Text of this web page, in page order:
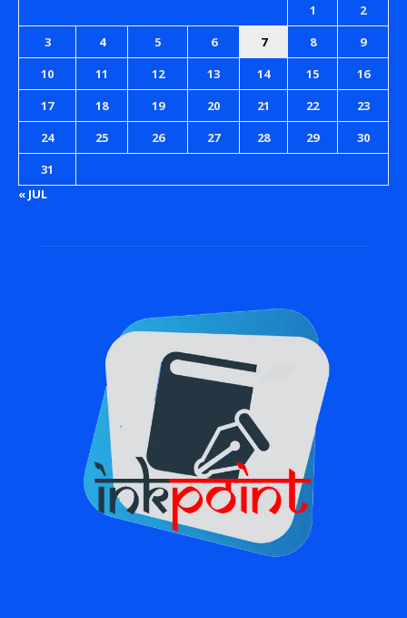
1
2
3
4 5 6 7 8
9
10
11 12 13 14 15
16
17
18 19 20 21 22
23
24
25 26 27 28 29
30
31
« JUL